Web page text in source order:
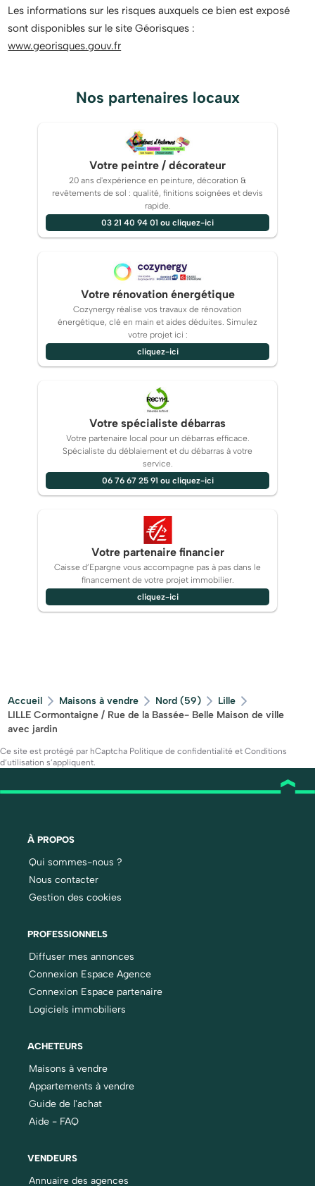
Les informations sur les risques auxquels ce bien est exposé
sont disponibles sur le site Géorisques :
www.georisques.gouv.fr
Nos partenaires locaux
Votre peintre / décorateur
20 ans d'expérience en peinture, décoration &
revêtements de sol : qualité, finitions soignées et devis
rapide.
03 21 40 94 01 ou cliquez-ici
Votre rénovation énergétique
Cozynergy réalise vos travaux de rénovation
énergétique, clé en main et aides déduites. Simulez
votre projet ici :
cliquez-ici
Votre spécialiste débarras
Votre partenaire local pour un débarras efficace.
Spécialiste du déblaiement et du débarras à votre
service.
06 76 67 25 91 ou cliquez-ici
Votre partenaire financier
Caisse d’Epargne vous accompagne pas à pas dans le
financement de votre projet immobilier.
cliquez-ici
Accueil Maisons à vendre Nord (59)
Lille
LILLE Cormontaigne / Rue de la Bassée- Belle Maison de ville
avec jardin
Ce site est protégé par hCaptcha Politique de confidentialité et Conditions
d’utilisation s’appliquent.
À PROPOS
Qui sommes-nous ?
Nous contacter
Gestion des cookies
PROFESSIONNELS
Diffuser mes annonces
Connexion Espace Agence
Connexion Espace partenaire
Logiciels immobiliers
ACHETEURS
Maisons à vendre
Appartements à vendre
Guide de l'achat
Aide - FAQ
VENDEURS
Annuaire des agences